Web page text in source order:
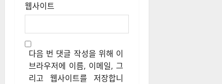
웹사이트
다음 번 댓글 작성을 위해 이
브라우저에 이름, 이메일, 그
리고 웹사이트를 저장합니